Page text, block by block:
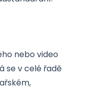
nebo video
se v celé řadě